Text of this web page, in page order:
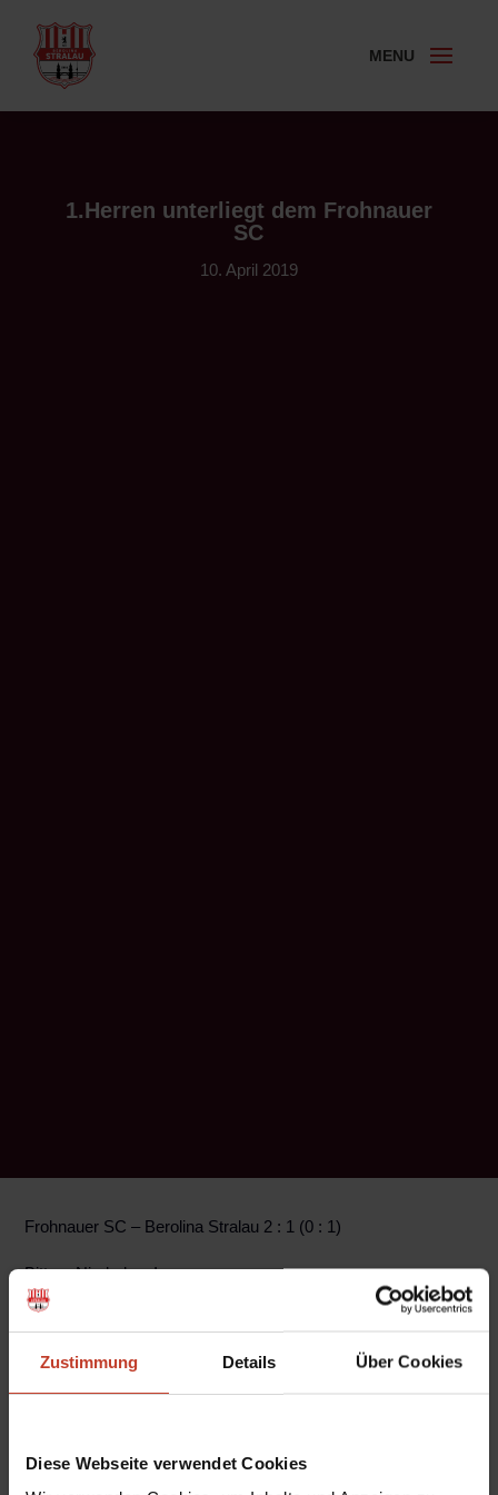
Zustimmung Details Über Cookies
Diese Webseite verwendet Cookies
1.Herren unterliegt dem Frohnauer
SC
10. April 2019
Frohnauer SC – Berolina Stralau 2 : 1 (0 : 1)
Bittere Niederlage!
Nach 2 aufeinanderfolgenden deutlichen Niederlagen wollten
wir es diesmal unbedingt besser machen. Das gelang leider
wurden lange Bälle in den Strafraum geschlagen oder man